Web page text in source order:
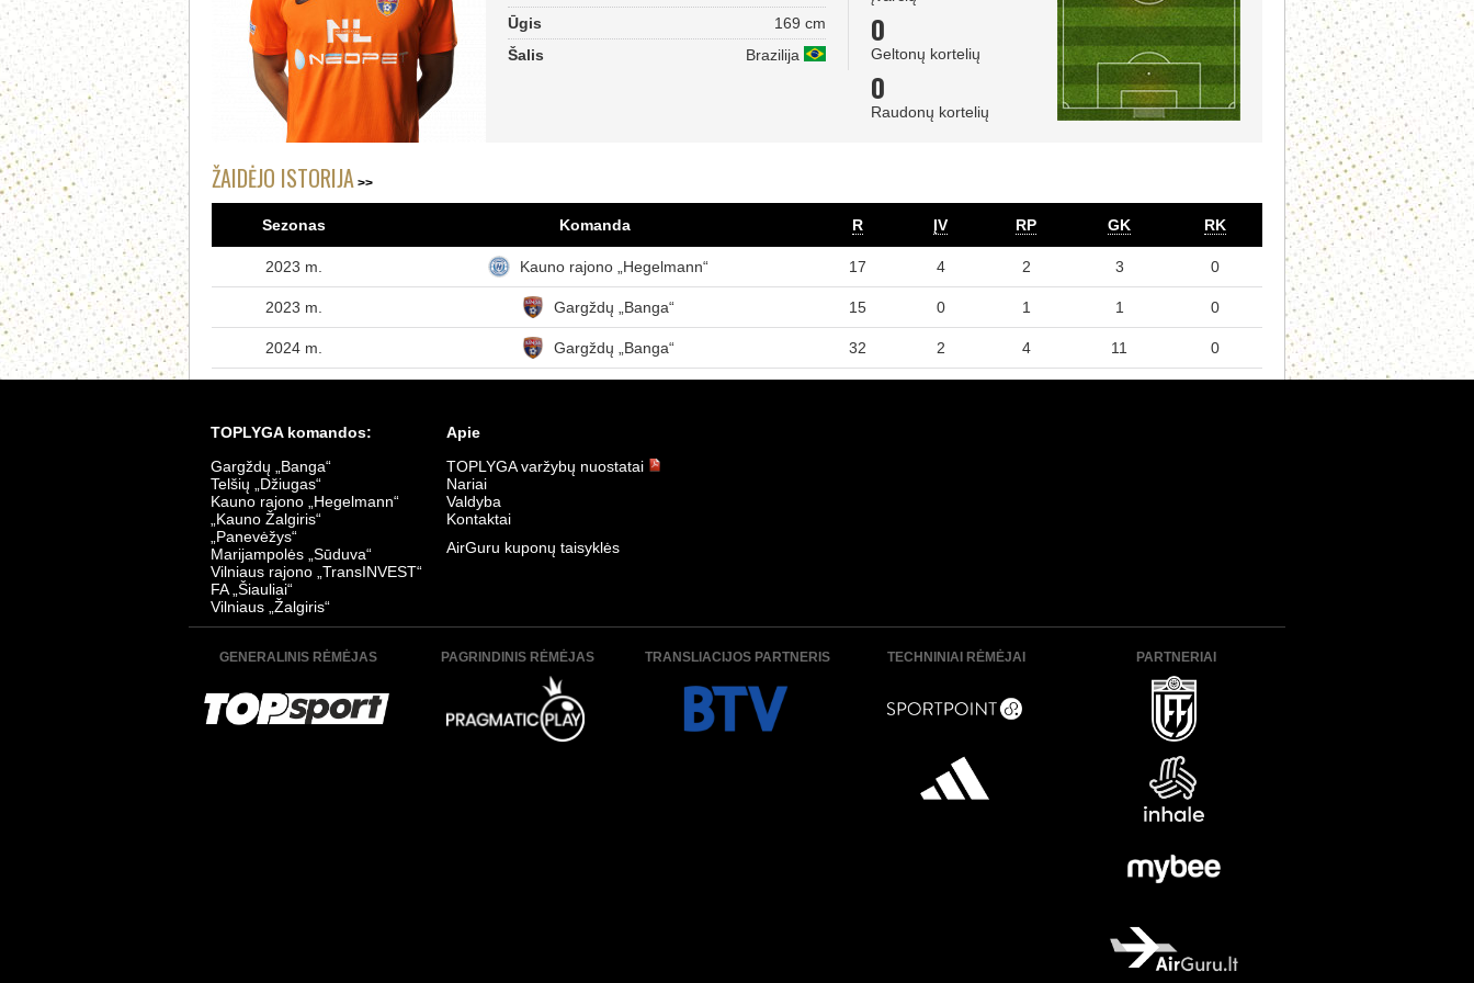
Ūgis
169 cm
Šalis
Brazilija
0
Geltonų kortelių
0
Raudonų kortelių
ŽAIDĖJO ISTORIJA
Sezonas Komanda R ĮV RP GK RK
2023 m. Kauno rajono „Hegelmann“ 17 4 2 3 0
2023 m. Gargždų „Banga“ 15 0 1 1 0
2024 m. Gargždų „Banga“ 32 2 4 11 0
TOPLYGA komandos:
Gargždų „Banga“
Telšių „Džiugas“
Kauno rajono „Hegelmann“
„Kauno Žalgiris“
„Panevėžys“
Marijampolės „Sūduva“
Vilniaus rajono „TransINVEST“
FA „Šiauliai“
Vilniaus „Žalgiris“
Apie
TOPLYGA varžybų nuostatai
Nariai
Valdyba
Kontaktai
AirGuru kuponų taisyklės
GENERALINIS RĖMĖJAS PAGRINDINIS RĖMĖJAS TRANSLIACIJOS PARTNERIS TECHNINIAI RĖMĖJAI PARTNERIAI